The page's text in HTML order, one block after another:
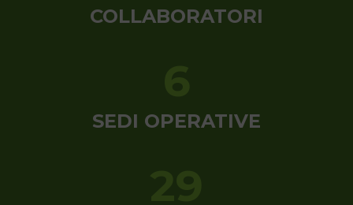
COLLABORATORI
SEDI OPERATIVE